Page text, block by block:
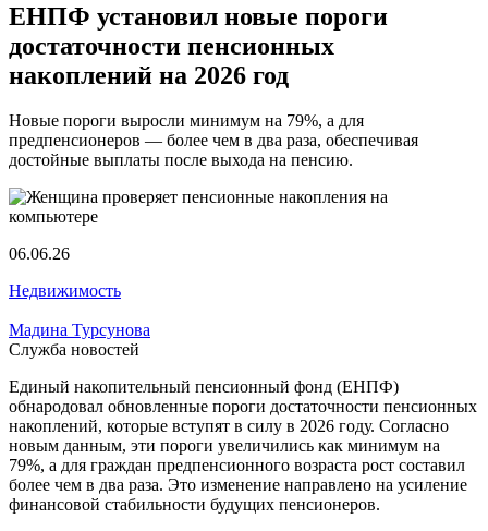
ЕНПФ установил новые пороги
достаточности пенсионных
накоплений на 2026 год
Новые пороги выросли минимум на 79%, а для
предпенсионеров — более чем в два раза, обеспечивая
достойные выплаты после выхода на пенсию.
06.06.26
Недвижимость
Мадина Турсунова
Служба новостей
Единый накопительный пенсионный фонд (ЕНПФ)
обнародовал обновленные пороги достаточности пенсионных
накоплений, которые вступят в силу в 2026 году. Согласно
новым данным, эти пороги увеличились как минимум на
79%, а для граждан предпенсионного возраста рост составил
более чем в два раза. Это изменение направлено на усиление
финансовой стабильности будущих пенсионеров.